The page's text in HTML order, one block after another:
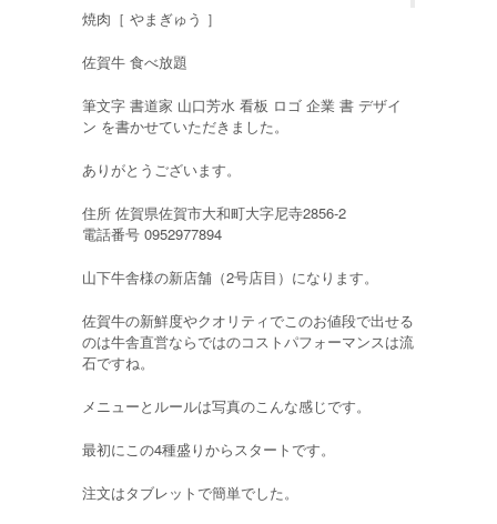
焼肉［ やまぎゅう ］
佐賀牛 食べ放題
筆文字 書道家 山口芳水 看板 ロゴ 企業 書 デザイ
ン を書かせていただきました。
ありがとうございます。
住所 佐賀県佐賀市大和町大字尼寺2856-2
電話番号 0952977894
山下牛舎様の新店舗（2号店目）になります。
佐賀牛の新鮮度やクオリティでこのお値段で出せる
のは牛舎直営ならではのコストパフォーマンスは流
石ですね。
メニューとルールは写真のこんな感じです。
最初にこの4種盛りからスタートです。
注文はタブレットで簡単でした。